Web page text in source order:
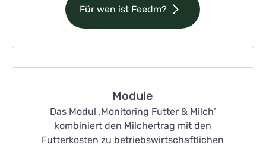
Für wen ist Feedm?
Module
Das Modul ‚Monitoring Futter & Milch‘
kombiniert den Milchertrag mit den
Futterkosten zu betriebswirtschaftlichen